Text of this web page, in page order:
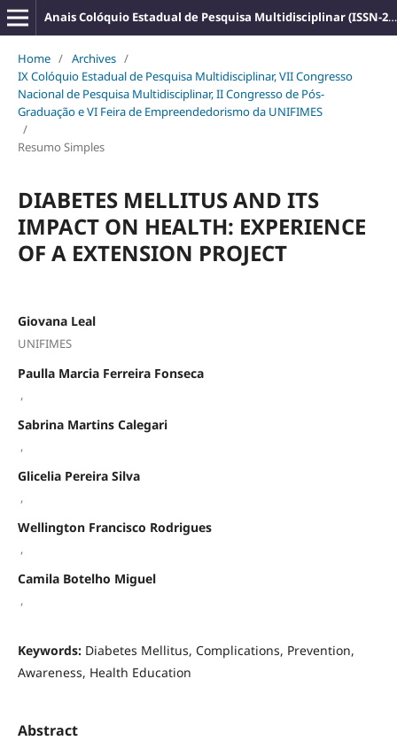
Anais Colóquio Estadual de Pesquisa Multidisciplinar (ISSN-2527-2500)
Home / Archives /
IX Colóquio Estadual de Pesquisa Multidisciplinar, VII Congresso
Nacional de Pesquisa Multidisciplinar, II Congresso de Pós-
Graduação e VI Feira de Empreendedorismo da UNIFIMES
/
Resumo Simples
DIABETES MELLITUS AND ITS
IMPACT ON HEALTH: EXPERIENCE
OF A EXTENSION PROJECT
Giovana Leal
UNIFIMES
Paulla Marcia Ferreira Fonseca
,
Sabrina Martins Calegari
,
Glicelia Pereira Silva
,
Wellington Francisco Rodrigues
,
Camila Botelho Miguel
,
Keywords: Diabetes Mellitus, Complications, Prevention,
Awareness, Health Education
Abstract